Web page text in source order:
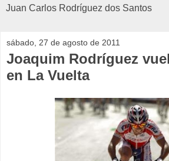
Juan Carlos Rodríguez dos Santos
sábado, 27 de agosto de 2011
Joaquim Rodríguez
en La Vuelta